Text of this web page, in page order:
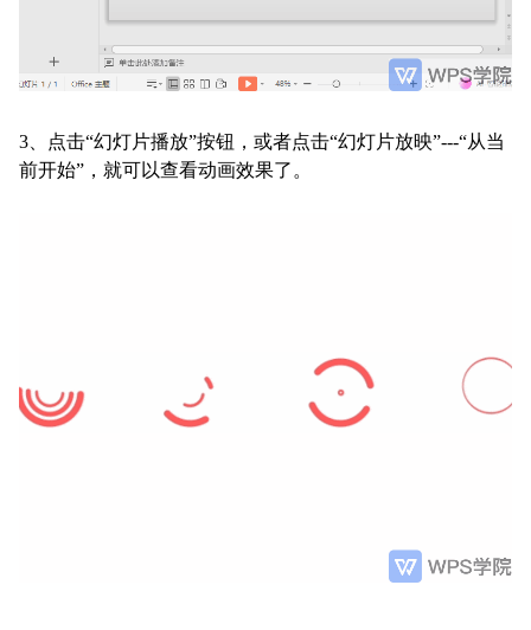
3、点击“幻灯片播放”按钮，或者点击“幻灯片放映”---“从当
前开始”，就可以查看动画效果了。